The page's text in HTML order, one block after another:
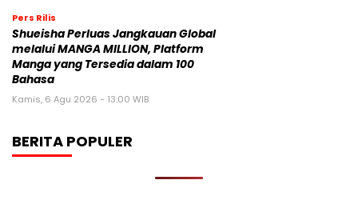
Pers Rilis
Shueisha Perluas Jangkauan Global
melalui MANGA MILLION, Platform
Manga yang Tersedia dalam 100
Bahasa
Kamis, 6 Agu 2026 - 13:00 WIB
BERITA POPULER